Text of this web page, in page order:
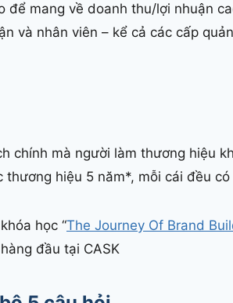
để mang về doanh thu/lợi nhuận
và nhân viên – kể cả các cấp
chính mà người làm thương hiệu
thương hiệu 5 năm*, mỗi cái đều
học “The Journey Of Brand
đầu tại CASK